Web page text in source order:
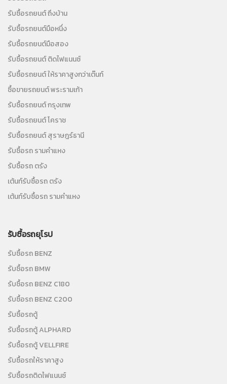
รับซื้อรถยนต์ ถึงบ้าน
รับซื้อรถยนต์มือหนึ่ง
รับซื้อรถยนต์มือสอง
รับซื้อรถยนต์ ติดไฟแนนซ์
รับซื้อรถยนต์ ให้ราคาสูงกว่าเต๊นท์
ซื้อขายรถยนต์ พระรามเก้า
รับซื้อรถยนต์ กรุงเทพ
รับซื้อรถยนต์ โคราช
รับซื้อรถยนต์ สุราษฎร์ธานี
รับซื้อรถ รามคำแหง
รับซื้อรถ ตรัง
เต้นท์รับซื้อรถ ตรัง
เต้นท์รับซื้อรถ รามคำแหง
รับซื้อรถยุโรป
รับซื้อรถ BENZ
รับซื้อรถ BMW
รับซื้อรถ BENZ C180
รับซื้อรถ BENZ C200
รับซื้อรถตู้
รับซื้อรถตู้ ALPHARD
รับซื้อรถตู้ VELLFIRE
รับซื้อรถให้ราคาสูง
รับซื้อรถติดไฟแนนซ์